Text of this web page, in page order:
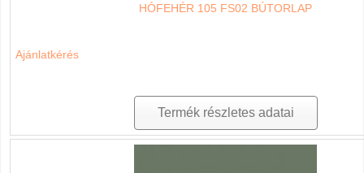
HÓFEHÉR 105 FS02 BÚTORLAP
Ajánlatkérés
Termék részletes adatai